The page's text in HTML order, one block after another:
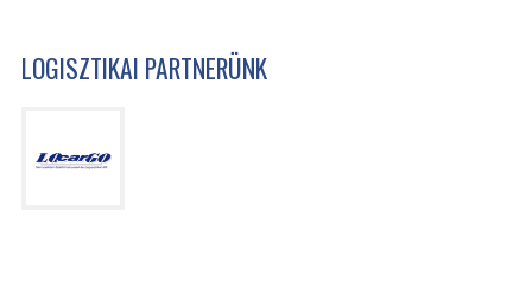
LOGISZTIKAI PARTNERÜNK